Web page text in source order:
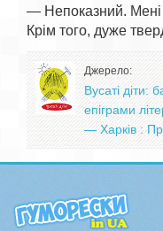
— Непоказний.
Джерело:
Вусаті діти:
епіграми
— Харків :